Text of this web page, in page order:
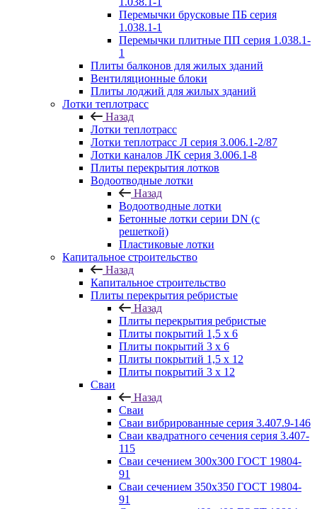
Перемычки брусковые ПБ серия
1.038.1-1
Перемычки плитные ПП серия 1.038.1-
1
Плиты балконов для жилых зданий
Вентиляционные блоки
Плиты лоджий для жилых зданий
Лотки теплотрасс
Назад
Лотки теплотрасс
Лотки теплотрасс Л серия 3.006.1-2/87
Лотки каналов ЛК серия 3.006.1-8
Плиты перекрытия лотков
Водоотводные лотки
Назад
Водоотводные лотки
Бетонные лотки серии DN (с
решеткой)
Пластиковые лотки
Капитальное строительство
Назад
Капитальное строительство
Плиты перекрытия ребристые
Назад
Плиты перекрытия ребристые
Плиты покрытий 1,5 x 6
Плиты покрытий 3 x 6
Плиты покрытий 1,5 x 12
Плиты покрытий 3 x 12
Сваи
Назад
Сваи
Сваи вибрированные серия 3.407.9-146
Сваи квадратного сечения серия 3.407-
115
Сваи сечением 300х300 ГОСТ 19804-
91
Сваи сечением 350х350 ГОСТ 19804-
91